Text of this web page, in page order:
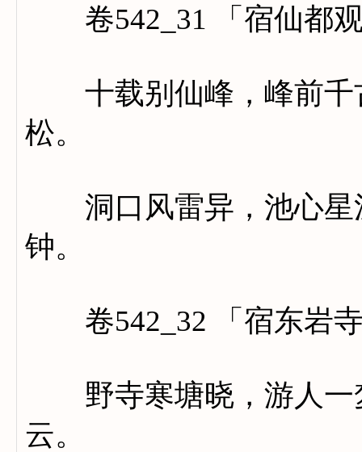
卷542_31 「宿仙都观
十载别仙峰，峰前千
松。
洞口风雷异，池心星
钟。
卷542_32 「宿东岩寺
野寺寒塘晓，游人一
云。